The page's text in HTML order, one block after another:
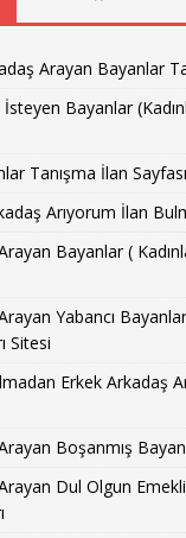
Arayan Bayanlar
Bayanlar
Tanışma İlan Sayfası
Arıyorum İlan
Bayanlar (
Yabancı
Sitesi
Erkek Arkadaş
Boşanmış
Dul Olgun